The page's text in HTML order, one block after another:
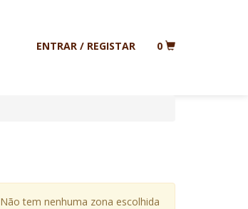
ENTRAR / REGISTAR 0
Não tem nenhuma zona escolhida